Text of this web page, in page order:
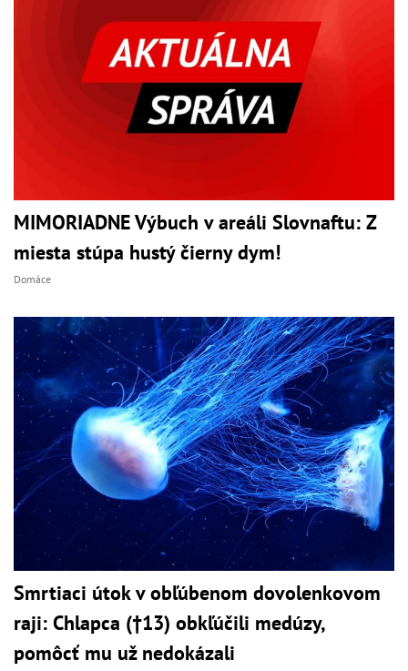
MIMORIADNE Výbuch v areáli Slovnaftu: Z
miesta stúpa hustý čierny dym!
Domáce
Smrtiaci útok v obľúbenom dovolenkovom
raji: Chlapca (†13) obkľúčili medúzy,
pomôcť mu už nedokázali